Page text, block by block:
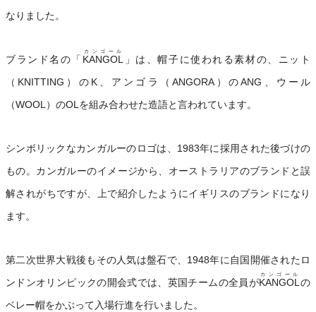
なりました。
ブランド名の「 KANGOL
カンゴール
」は、帽子に使われる素材の、ニット
（KNITTING）のK、アンゴラ（ANGORA）のANG、ウール
（WOOL）のOLを組み合わせた造語と言われています。
シンボリックなカンガルーのロゴは、1983年に採用された後づけの
もの。カンガルーのイメージから、オーストラリアのブランドと誤
解されがちですが、上で紹介したようにイギリスのブランドになり
ます。
第二次世界大戦後もその人気は盤石で、1948年に自国開催されたロ
ンドンオリンピックの開会式では、英国チームの全員がKANGOL
カンゴール
の
ベレー帽をかぶって入場行進を行いました。